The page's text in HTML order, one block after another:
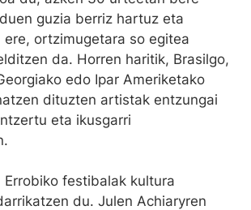
guzia berriz hartuz eta
ortzimugetara so egitea
da. Horren haritik, Brasilgo,
edo Ipar Ameriketako
dituzten artistak entzungai
eta ikusgarri
festibalak kultura
du. Julen Achiaryren